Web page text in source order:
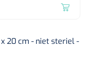
20 cm - niet steriel -